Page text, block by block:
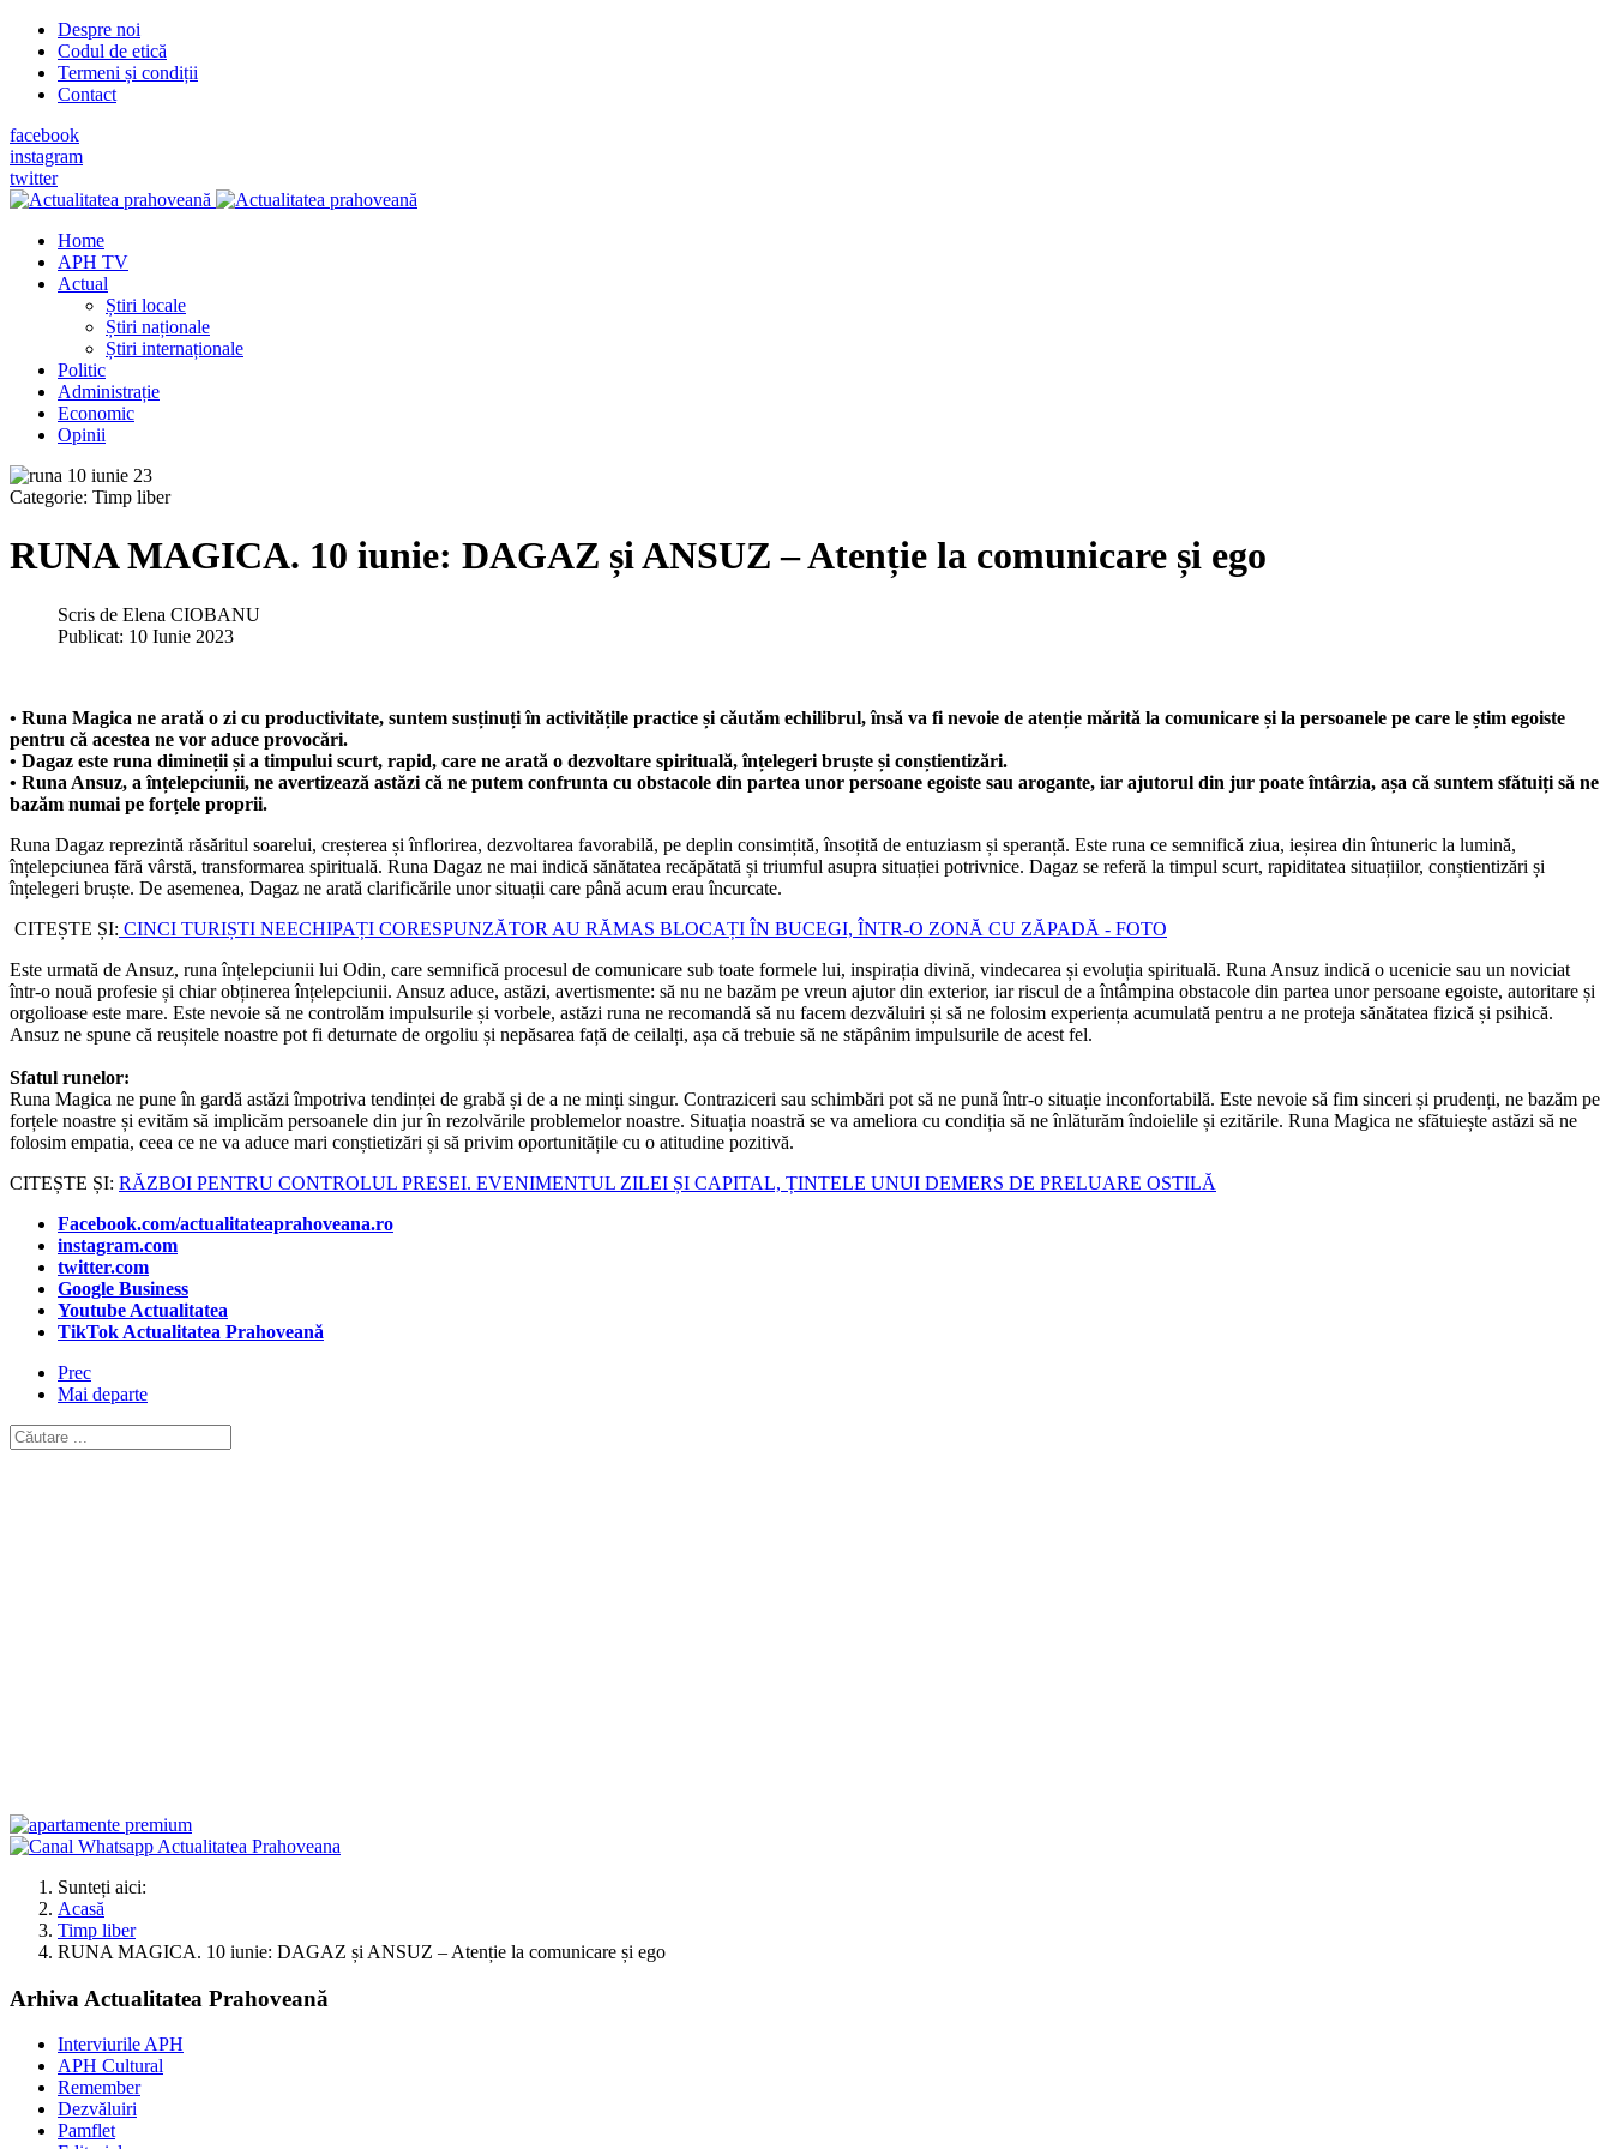
Despre noi
Codul de etică
Termeni și condiții
Contact
facebook
instagram
twitter
Home
APH TV
Actual
Știri locale
Știri naționale
Știri internaționale
Politic
Administrație
Economic
Opinii
Categorie: Timp liber
RUNA MAGICA. 10 iunie: DAGAZ și ANSUZ – Atenție la comunicare și ego
Scris de Elena CIOBANU
Publicat: 10 Iunie 2023
• Runa Magica ne arată o zi cu productivitate, suntem susținuți în activitățile practice și căutăm echilibrul, însă va fi nevoie de atenție mărită la comunicare și la persoanele pe care le știm egoiste
pentru că acestea ne vor aduce provocări.
• Dagaz este runa dimineții și a timpului scurt, rapid, care ne arată o dezvoltare spirituală, înțelegeri bruște și conștientizări.
• Runa Ansuz, a înțelepciunii, ne avertizează astăzi că ne putem confrunta cu obstacole din partea unor persoane egoiste sau arogante, iar ajutorul din jur poate întârzia, așa că suntem sfătuiți să ne
bazăm numai pe forțele proprii.
Runa Dagaz reprezintă răsăritul soarelui, creșterea și înflorirea, dezvoltarea favorabilă, pe deplin consimțită, însoțită de entuziasm și speranță. Este runa ce semnifică ziua, ieșirea din întuneric la lumină,
înțelepciunea fără vârstă, transformarea spirituală. Runa Dagaz ne mai indică sănătatea recăpătată și triumful asupra situației potrivnice. Dagaz se referă la timpul scurt, rapiditatea situațiilor, conștientizări și
înțelegeri bruște. De asemenea, Dagaz ne arată clarificările unor situații care până acum erau încurcate.
CITEȘTE ȘI: CINCI TURIȘTI NEECHIPAȚI CORESPUNZĂTOR AU RĂMAS BLOCAȚI ÎN BUCEGI, ÎNTR-O ZONĂ CU ZĂPADĂ - FOTO
Este urmată de Ansuz, runa înțelepciunii lui Odin, care semnifică procesul de comunicare sub toate formele lui, inspirația divină, vindecarea și evoluția spirituală. Runa Ansuz indică o ucenicie sau un noviciat
într-o nouă profesie și chiar obținerea înțelepciunii. Ansuz aduce, astăzi, avertismente: să nu ne bazăm pe vreun ajutor din exterior, iar riscul de a întâmpina obstacole din partea unor persoane egoiste, autoritare și
orgolioase este mare. Este nevoie să ne controlăm impulsurile și vorbele, astăzi runa ne recomandă să nu facem dezvăluiri și să ne folosim experiența acumulată pentru a ne proteja sănătatea fizică și psihică.
Ansuz ne spune că reușitele noastre pot fi deturnate de orgoliu și nepăsarea față de ceilalți, așa că trebuie să ne stăpânim impulsurile de acest fel.
Sfatul runelor:
Runa Magica ne pune în gardă astăzi împotriva tendinței de grabă și de a ne minți singur. Contraziceri sau schimbări pot să ne pună într-o situație inconfortabilă. Este nevoie să fim sinceri și prudenți, ne bazăm pe
forțele noastre și evităm să implicăm persoanele din jur în rezolvările problemelor noastre. Situația noastră se va ameliora cu condiția să ne înlăturăm îndoielile și ezitările. Runa Magica ne sfătuiește astăzi să ne
folosim empatia, ceea ce ne va aduce mari conștietizări și să privim oportunitățile cu o atitudine pozitivă.
CITEȘTE ȘI: RĂZBOI PENTRU CONTROLUL PRESEI. EVENIMENTUL ZILEI ȘI CAPITAL, ȚINTELE UNUI DEMERS DE PRELUARE OSTILĂ
Facebook.com/actualitateaprahoveana.ro
instagram.com
twitter.com
Google Business
Youtube Actualitatea
TikTok Actualitatea Prahoveană
Prec
Mai departe
Sunteți aici:
Acasă
Timp liber
RUNA MAGICA. 10 iunie: DAGAZ și ANSUZ – Atenție la comunicare și ego
Arhiva Actualitatea Prahoveană
Interviurile APH
APH Cultural
Remember
Dezvăluiri
Pamflet